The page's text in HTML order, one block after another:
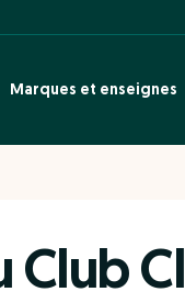
Marques et enseignes